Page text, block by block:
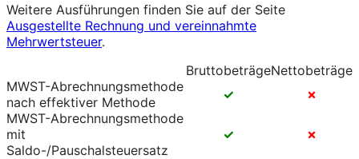
Weitere Ausführungen finden Sie auf der Seite
Ausgestellte Rechnung und vereinnahmte
Mehrwertsteuer.
BruttobeträgeNettobeträge
MWST-Abrechnungsmethode
nach effektiver Methode
✓
✗
MWST-Abrechnungsmethode
mit
Saldo-/Pauschalsteuersatz
✓ ✗